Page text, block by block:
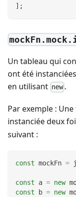
] ;
Un tableau qui
ont été
en utilisant new .
Par exemple :
instanciée deux
suivant :
const mockFn =
const a = new
const b = new